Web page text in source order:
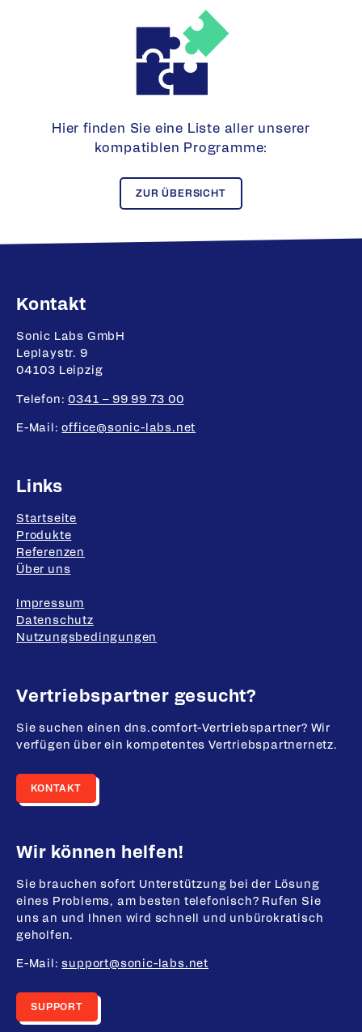
Hier finden Sie eine Liste aller unserer
kompatiblen Programme:
ZUR ÜBERSICHT
Fußbereich-Informationen
Kontakt
Sonic Labs GmbH
Leplaystr. 9
04103 Leipzig
Telefon:0341 – 99 99 73 00
E-Mail:office@sonic-labs.net
Links
Startseite
Produkte
Referenzen
Über uns
Impressum
Datenschutz
Nutzungsbedingungen
Vertriebspartner gesucht?
Sie suchen einen dns.comfort-Vertriebspartner? Wir
verfügen über ein kompetentes Vertriebspartnernetz.
KONTAKT
Wir können helfen!
Sie brauchen sofort Unterstützung bei der Lösung
eines Problems, am besten telefonisch? Rufen Sie
uns an und Ihnen wird schnell und unbürokratisch
geholfen.
E-Mail:support@sonic-labs.net
SUPPORT